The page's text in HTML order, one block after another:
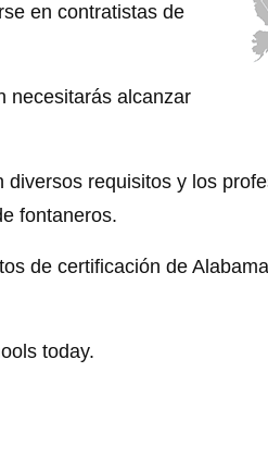
en contratistas de
necesitarás alcanzar
requisitos y los
fontaneros.
de certificación de
today.